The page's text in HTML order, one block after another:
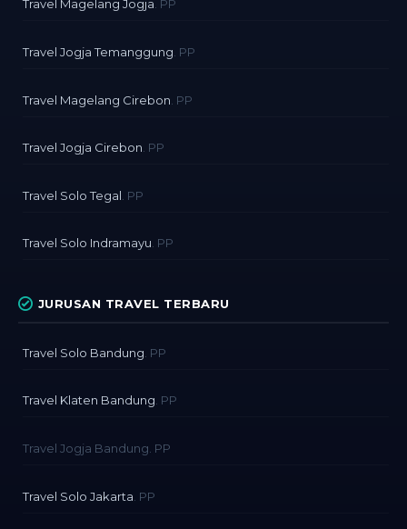
Travel Magelang Jogja. PP
Travel Jogja Temanggung . PP
Travel Magelang Cirebon . PP
Travel Jogja Cirebon . PP
Travel Solo Tegal . PP
Travel Solo Indramayu. PP
JURUSAN TRAVEL TERBARU
Travel Solo Bandung . PP
Travel Klaten Bandung. PP
Travel Jogja Bandung. PP
Travel Solo Jakarta . PP